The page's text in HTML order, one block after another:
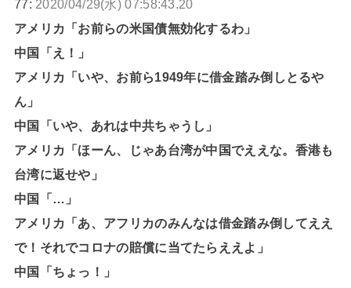
77: 2020/04/29(水) 07:58:43.20
アメリカ「お前らの米国債無効化するわ」
中国「え！」
アメリカ「いや、お前ら1949年に借金踏み倒しとるや
ん」
中国「いや、あれは中共ちゃうし」
アメリカ「ほーん、じゃあ台湾が中国でええな。香港も
台湾に返せや」
中国「…」
アメリカ「あ、アフリカのみんなは借金踏み倒してええ
で！それでコロナの賠償に当てたらええよ」
中国「ちょっ！」